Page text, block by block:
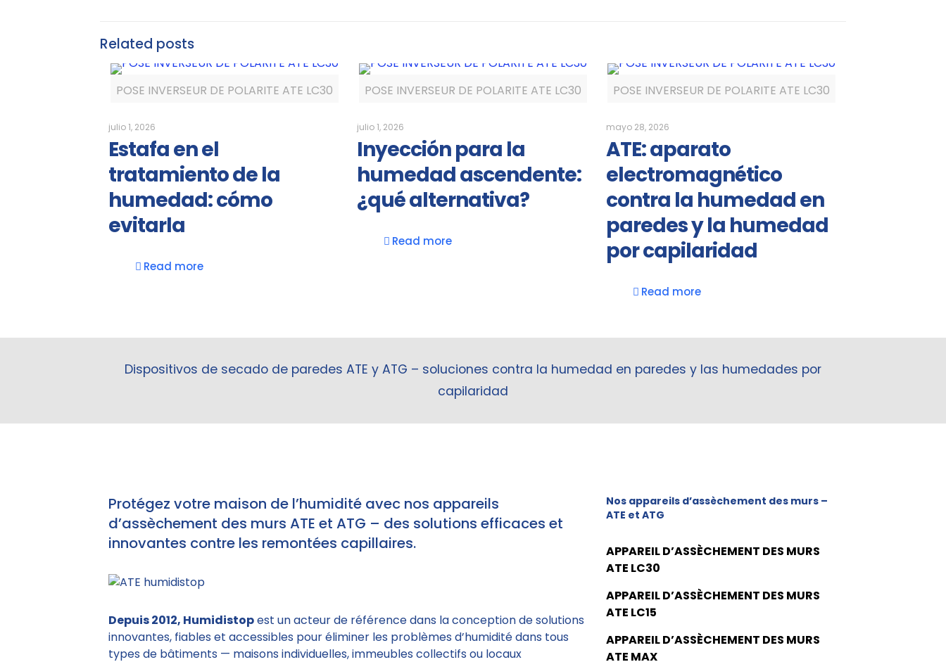
Related posts
POSE INVERSEUR DE POLARITE ATE LC30
julio 1, 2026
Estafa en el
tratamiento de la
humedad: cómo
evitarla
Read more
POSE INVERSEUR DE POLARITE ATE LC30
julio 1, 2026
Inyección para la
humedad ascendente:
¿qué alternativa?
Read more
POSE INVERSEUR DE POLARITE ATE LC30
mayo 28, 2026
ATE: aparato
electromagnético
contra la humedad en
paredes y la humedad
por capilaridad
Read more
Dispositivos de secado de paredes ATE y ATG – soluciones contra la humedad en paredes y las humedades por
capilaridad
Protégez votre maison de l’humidité avec nos appareils
d’assèchement des murs ATE et ATG – des solutions efficaces et
innovantes contre les remontées capillaires.
Depuis 2012, Humidistopest un acteur de référence dans la conception de solutions
innovantes, fiables et accessibles pour éliminer les problèmes d’humidité dans tous
types de bâtiments — maisons individuelles, immeubles collectifs ou locaux
Nos appareils d’assèchement des murs –
ATE et ATG
APPAREIL D’ASSÈCHEMENT DES MURS
ATE LC30
APPAREIL D’ASSÈCHEMENT DES MURS
ATE LC15
APPAREIL D’ASSÈCHEMENT DES MURS
ATE MAX